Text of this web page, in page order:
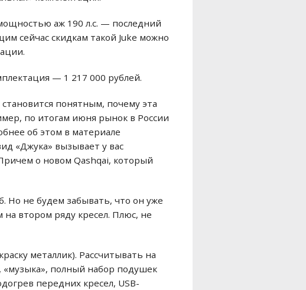
аж 190 л.с. — последний
сейчас скидкам такой Juke можно
— 1 217 000 рублей.
понятным, почему эта
по итогам июня рынок в России
об этом в материале
«Джука» вызывает у вас
о новом Qashqai, который
Но не будем забывать, что он уже
втором ряду кресел. Плюс, не
металлик). Рассчитывать на
полный набор подушек
передних кресел, USB-